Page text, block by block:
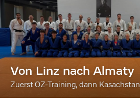
Von Linz nach Almaty
Zuerst OZ-Training, dann Kasachstan